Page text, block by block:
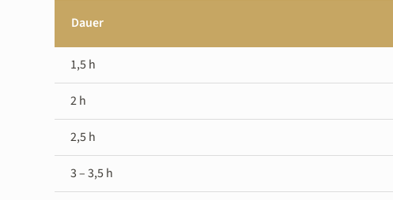
Dauer
1,5 h
2 h
2,5 h
3 – 3,5 h